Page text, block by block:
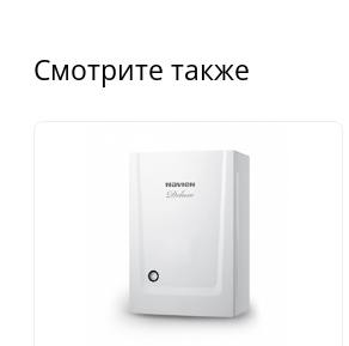
Смотрите также